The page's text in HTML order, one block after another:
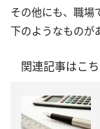
その他にも、職場
下のようなものが
関連記事はこ